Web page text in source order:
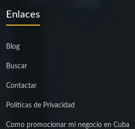
Enlaces
Blog
Buscar
Contactar
Políticas de Privacidad
Como promocionar mi negocio en Cuba